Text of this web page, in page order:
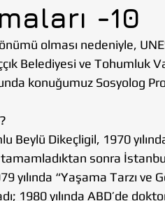
HATAY İSTANBUL
BİLİM VE TEKNOLOJİ
-10
olması nedeniyle,
Belediyesi ve Tohumluk
konuğumuz Sosyolog
Beylü Dikeçligil, 1970
tamamladıktan sonra
yılında “Yaşama Tarzı ve
1980 yılında ABD’de